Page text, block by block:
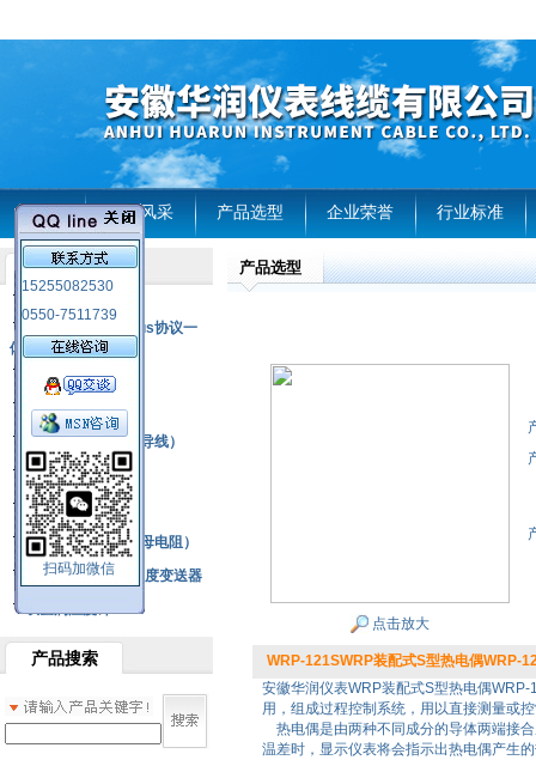
首页 企业风采 产品选型 企业荣誉 行业标准
15255082530
0550-7511739
扫码加微信
产品列表
RS485通讯modbus协议一
体化现场智能仪表
热电偶
压力式温度计
热电偶补偿电缆（导线）
振动传感器
热电阻
铂热电阻元件（云母电阻）
SBW系列一体化温度变送器
双金属温度计
产品搜索
产品选型
点击放大
WRP-121SWRP装配式S型热电偶WRP-
安徽华润仪表WRP装配式S型热电偶
用，组成过程控制系统，用以直接测量或
热电偶是由两种不同成分的导体两端接
温差时，显示仪表将会指示出热电偶产生